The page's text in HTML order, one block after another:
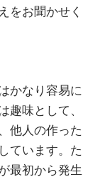
をお聞かせく
かなり容易に
趣味として、
他人の作った
ています。た
最初から発生